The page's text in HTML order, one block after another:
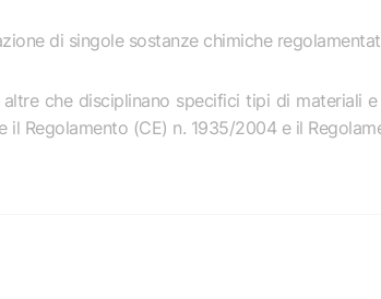
di singole sostanze chimiche
che disciplinano specifici tipi di materiali
Regolamento (CE) n. 1935/2004 e il